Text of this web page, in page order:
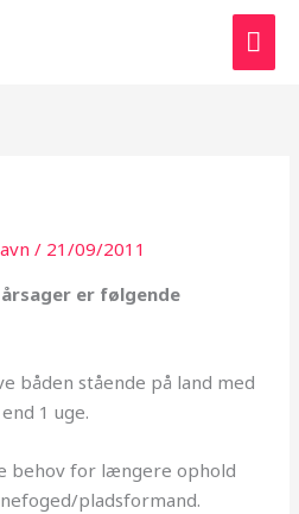
/ 21/09/2011
er følgende
båden stående på land med
1 uge.
behov for længere ophold
pladsformand.